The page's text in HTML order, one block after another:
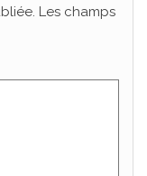
Les champs